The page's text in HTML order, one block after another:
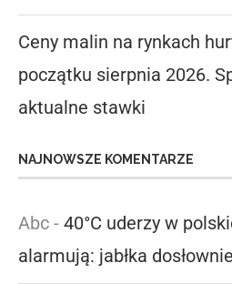
Ceny malin na rynkach
początku sierpnia 2026.
aktualne stawki
NAJNOWSZE KOMENTARZE
Abc - 40°C uderzy w
alarmują: jabłka